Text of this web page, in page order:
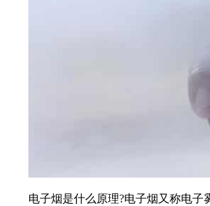
电子烟是什么原理?电子烟又称电